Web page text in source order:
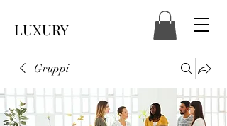
LUXURY
Gruppi